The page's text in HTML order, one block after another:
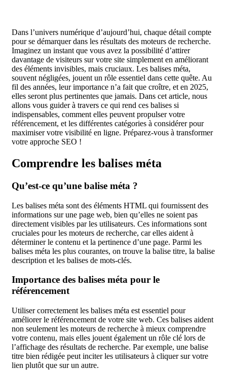
Dans l’univers numérique d’aujourd’hui, chaque détail compte
pour se démarquer dans les résultats des moteurs de recherche.
Imaginez un instant que vous avez la possibilité d’attirer
davantage de visiteurs sur votre site simplement en améliorant
des éléments invisibles, mais cruciaux. Les balises méta,
souvent négligées, jouent un rôle essentiel dans cette quête. Au
fil des années, leur importance n’a fait que croître, et en 2025,
elles seront plus pertinentes que jamais. Dans cet article, nous
allons vous guider à travers ce qui rend ces balises si
indispensables, comment elles peuvent propulser votre
référencement, et les différentes catégories à considérer pour
maximiser votre visibilité en ligne. Préparez-vous à transformer
votre approche SEO !
Comprendre les balises méta
Qu’est-ce qu’une balise méta ?
Les balises méta sont des éléments HTML qui fournissent des
informations sur une page web, bien qu’elles ne soient pas
directement visibles par les utilisateurs. Ces informations sont
cruciales pour les moteurs de recherche, car elles aident à
déterminer le contenu et la pertinence d’une page. Parmi les
balises méta les plus courantes, on trouve la balise titre, la balise
description et les balises de mots-clés.
Importance des balises méta pour le
référencement
Utiliser correctement les balises méta est essentiel pour
améliorer le référencement de votre site web. Ces balises aident
non seulement les moteurs de recherche à mieux comprendre
votre contenu, mais elles jouent également un rôle clé lors de
l’affichage des résultats de recherche. Par exemple, une balise
titre bien rédigée peut inciter les utilisateurs à cliquer sur votre
lien plutôt que sur un autre.